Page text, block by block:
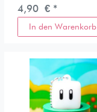
4,90 € *
In den Warenkorb